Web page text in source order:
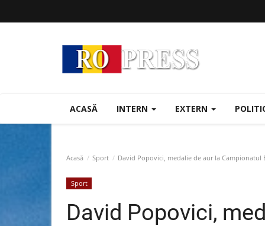
ACASĂ INTERN EXTERN
Acasă Sport David Popovici, medalie de aur la Campionatul
Sport
David Popovici,